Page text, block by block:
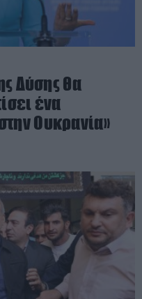
Δύσης θα
ένα
Ουκρανία»